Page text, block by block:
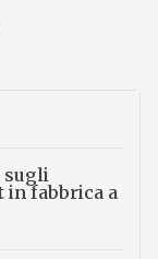
sugli
in fabbrica a